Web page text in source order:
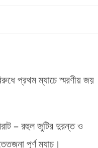
প্রথম ম্যাচে স্মরণীয় জয়
– রহুল জুটির দুরন্ত ও
পূর্ণ ম্যাচ।